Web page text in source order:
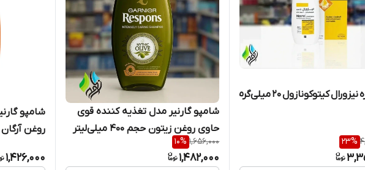
ضدشوره نیزورال کیتوکونازول ۲۰ میلی‌گرم در گرم –
23%
شامپو گارنیر مدل تغذیه کننده قوی
حاوی روغن زیتون حجم 400 میلی‌لیتر
1,656,000
10%
1,482,000
1,426,000